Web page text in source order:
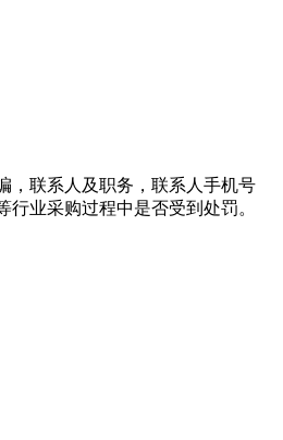
，联系人及职务，联系人手机号
业采购过程中是否受到处罚。